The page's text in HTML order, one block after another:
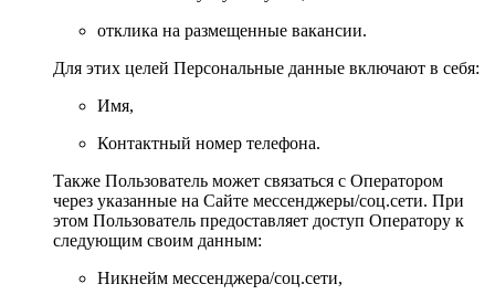
отклика на размещенные вакансии.
Для этих целей Персональные данные включают в себя:
Имя,
Контактный номер телефона.
Также Пользователь может связаться с Оператором
через указанные на Сайте мессенджеры/соц.сети. При
этом Пользователь предоставляет доступ Оператору к
следующим своим данным:
Никнейм мессенджера/соц.сети,